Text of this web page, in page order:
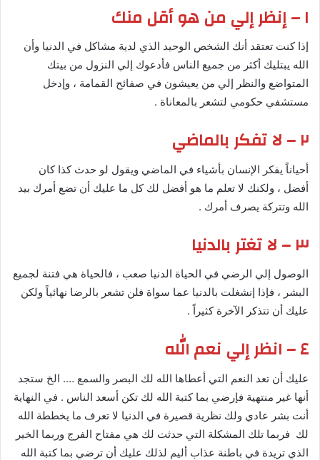
١ – إنظر إلي من هو أقل منك
إذا كنت تعتقد أنك الشخص الوحيد الذي لدية مشاكل في الدنيا وأن
الله يبتليك أكثر من جميع الناس فأدعوك إلي النزول من بيتك
المتواضع والنظر إلي من يعيشون في صفائح القمامة ، وإدخل
مستشفي حكومي لتشعر بالمعاناة .
٢ – لا تفكر بالماضي
أحياناً يفكر الإنسان بأشياء في الماضي ويقول لو حدث كذا كان
أفضل ، ولكنك لا تعلم ما هو أفضل لك كل ما عليك أن تضع أمرك بيد
الله وتتركة يصرف أمرك .
٣ – لا تغتر بالدنيا
الوصول إلي الرضي في الحياة الدنيا صعب ، فالحياة هي فتنة لجميع
البشر ، فإذا إنشغلت بالدنيا عما سواة فلن تشعر بالرضا نهائياً ولكن
عليك أن تتذكر الآخرة كثيراً .
٤ – انظر إلي نعم الله
عليك أن تعد النعم التي أعطاها الله لك البصر والسمع …. الخ ستجد
أنها غير منتهية فإرضي بما كتبة الله لك تكن أسعد الناس . في النهاية
أنت بشر عادي ولك نظرية قصيرة في الدنيا لا تعرف ما يخططة الله
لك فربما تلك المشكلة التي حدثت لك هي مفتاح الفرج وربما الخير
الذي تريدة في باطنة عذاب أليم لذلك عليك أن ترضي بما كتبة الله